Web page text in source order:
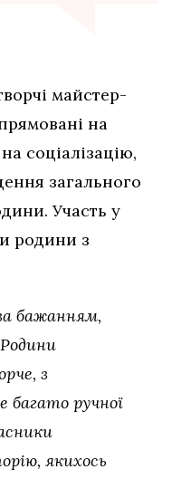
майстер-
на
соціалізацію,
загального
Участь у
родини з
бажанням,
з
ручної
якихось